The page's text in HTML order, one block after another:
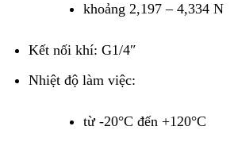
khoảng 2,197 – 4,334 N
Kết nối khí: G1/4″
Nhiệt độ làm việc:
từ -20°C đến +120°C